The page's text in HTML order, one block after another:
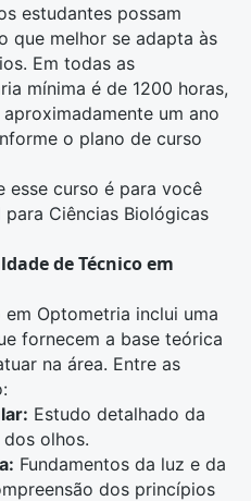
estudantes possam
que melhor se adapta às
Em todas as
mínima é de 1200 horas,
um ano
o plano de curso
esse curso é para você
para Ciências Biológicas
de Técnico em
Optometria inclui uma
fornecem a base teórica
na área. Entre as
Estudo detalhado da
olhos.
Fundamentos da luz e da
dos princípios